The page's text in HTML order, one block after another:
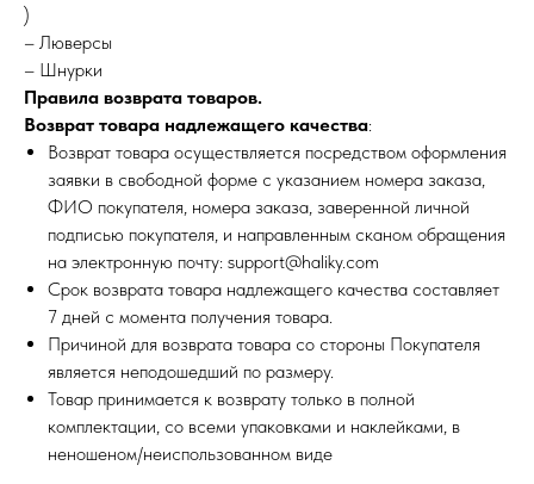
)
– Люверсы
– Шнурки
Правила возврата товаров.
Возврат товара надлежащего качества:
Возврат товара осуществляется посредством оформления
заявки в свободной форме с указанием номера заказа,
ФИО покупателя, номера заказа, заверенной личной
подписью покупателя, и направленным сканом обращения
на электронную почту: support@haliky.com
Срок возврата товара надлежащего качества составляет
7 дней с момента получения товара.
Причиной для возврата товара со стороны Покупателя
является неподошедший по размеру.
Товар принимается к возврату только в полной
комплектации, со всеми упаковками и наклейками, в
неношеном/неиспользованном виде